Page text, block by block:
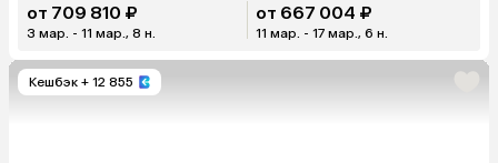
от 709 810 ₽
3 мар. - 11 мар., 8 н.
от 667 004 ₽
11 мар. - 17 мар., 6 н.
Кешбэк + 12 855